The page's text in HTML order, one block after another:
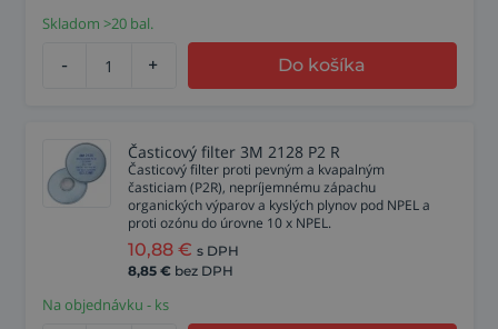
Skladom >20 bal.
- + Do košíka
Časticový filter 3M 2128 P2 R
Časticový filter proti pevným a kvapalným
časticiam (P2R), nepríjemnému zápachu
organických výparov a kyslých plynov pod NPEL a
proti ozónu do úrovne 10 x NPEL.
10,88 € s DPH
8,85 € bez DPH
Na objednávku - ks